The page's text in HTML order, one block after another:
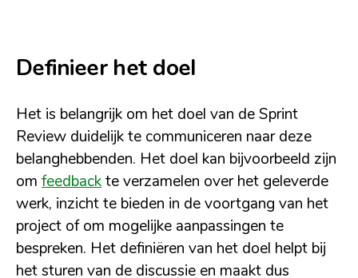
Definieer het doel
Het is belangrijk om het doel van de Sprint
Review duidelijk te communiceren naar deze
belanghebbenden. Het doel kan bijvoorbeeld zijn
om feedbackte verzamelen over het geleverde
werk, inzicht te bieden in de voortgang van het
project of om mogelijke aanpassingen te
bespreken. Het definiëren van het doel helpt bij
het sturen van de discussie en maakt dus